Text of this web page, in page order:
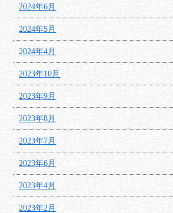
2024年6月
2024年5月
2024年4月
2023年10月
2023年9月
2023年8月
2023年7月
2023年6月
2023年4月
2023年2月